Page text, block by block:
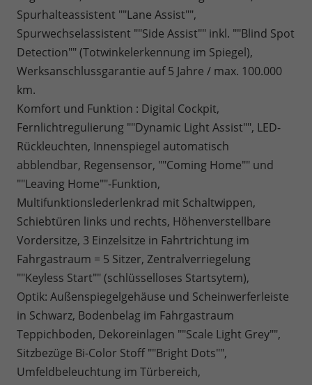
Spurhalteassistent ""Lane Assist"",
Spurwechselassistent ""Side Assist"" inkl. ""Blind Spot
Detection"" (Totwinkelerkennung im Spiegel),
Werksanschlussgarantie auf 5 Jahre / max. 100.000
km.
Komfort und Funktion : Digital Cockpit,
Fernlichtregulierung ""Dynamic Light Assist"", LED-
Rückleuchten, Innenspiegel automatisch
abblendbar, Regensensor, ""Coming Home"" und
""Leaving Home""-Funktion,
Multifunktionslederlenkrad mit Schaltwippen,
Schiebtüren links und rechts, Höhenverstellbare
Vordersitze, 3 Einzelsitze in Fahrtrichtung im
Fahrgastraum = 5 Sitzer, Zentralverriegelung
""Keyless Start"" (schlüsselloses Startsytem),
Optik: Außenspiegelgehäuse und Scheinwerferleiste
in Schwarz, Bodenbelag im Fahrgastraum
Teppichboden, Dekoreinlagen ""Scale Light Grey"",
Sitzbezüge Bi-Color Stoff ""Bright Dots"",
Umfeldbeleuchtung im Türbereich,